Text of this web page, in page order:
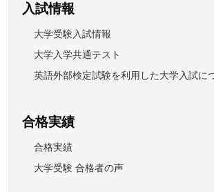
入試情報
大学受験入試情報
大学入学共通テスト
英語外部検定試験を利用した大学入試に
合格実績
合格実績
大学受験 合格者の声